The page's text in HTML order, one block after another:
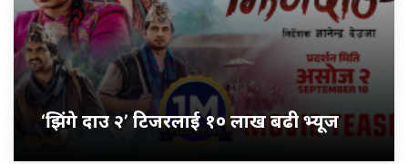
‘झिंगे दाउ २’ टिजरलाई १० लाख बढी भ्यूज